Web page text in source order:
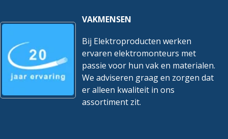
VAKMENSEN
Bij Elektroproducten werken
ervaren elektromonteurs met
passie voor hun vak en materialen.
We adviseren graag en zorgen dat
er alleen kwaliteit in ons
assortiment zit.